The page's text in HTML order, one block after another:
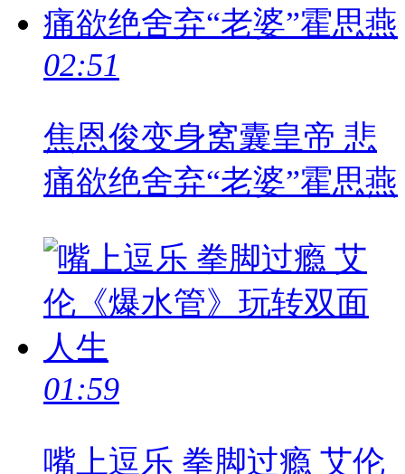
02:51
焦恩俊变身窝囊皇帝 悲
痛欲绝舍弃“老婆”霍思燕
01:59
嘴上逗乐 拳脚过瘾 艾伦